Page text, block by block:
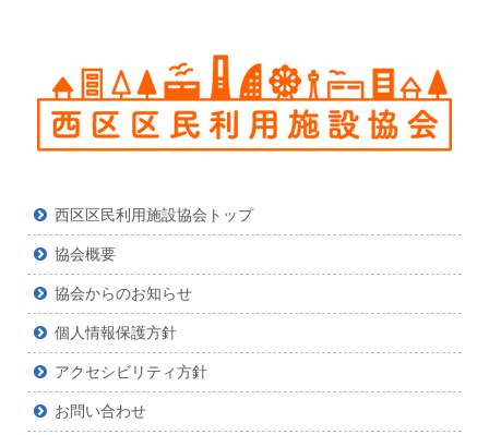
西区区民利用施設協会トップ
協会概要
協会からのお知らせ
個人情報保護方針
アクセシビリティ方針
お問い合わせ